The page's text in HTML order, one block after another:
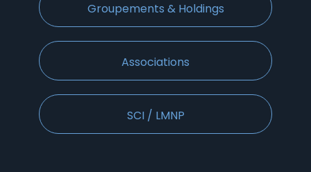
Groupements & Holdings
Associations
SCI / LMNP